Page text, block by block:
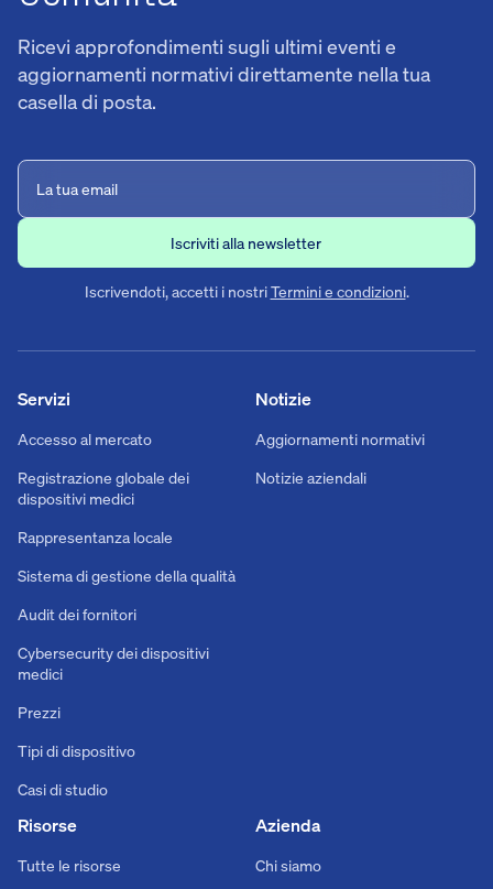
Ricevi approfondimenti sugli ultimi eventi e
aggiornamenti normativi direttamente nella tua
casella di posta.
Iscrivendoti, accetti i nostriTermini e condizioni.
Notizie
Aggiornamenti normativi
Notizie aziendali
Servizi
Accesso al mercato
Registrazione globale dei
dispositivi medici
Rappresentanza locale
Sistema di gestione della qualità
Audit dei fornitori
Cybersecurity dei dispositivi
medici
Prezzi
Tipi di dispositivo
Casi di studio
Risorse
Tutte le risorse
Azienda
Chi siamo